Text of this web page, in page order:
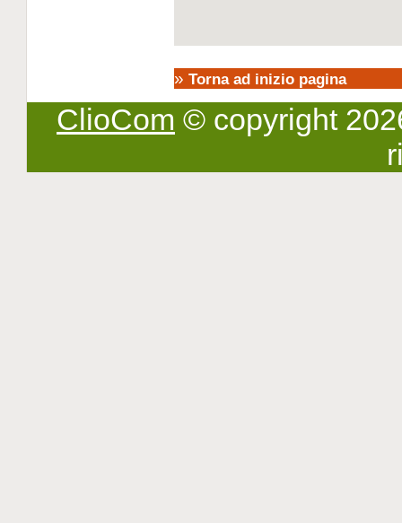
» Torna ad inizio pagina
ClioCom © copyright